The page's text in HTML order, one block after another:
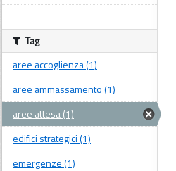
Tag
aree accoglienza (1)
aree ammassamento (1)
aree attesa (1)
edifici strategici (1)
emergenze (1)